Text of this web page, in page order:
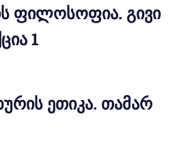
ფილოსოფია. გივი
1
ეთიკა. თამარ